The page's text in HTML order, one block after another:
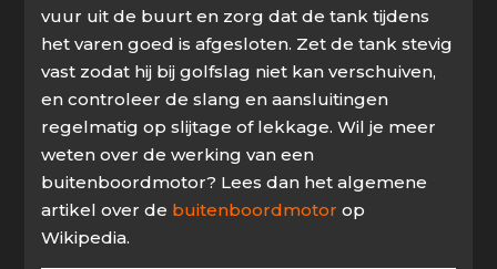
vuur uit de buurt en zorg dat de tank tijdens
het varen goed is afgesloten. Zet de tank stevig
vast zodat hij bij golfslag niet kan verschuiven,
en controleer de slang en aansluitingen
regelmatig op slijtage of lekkage. Wil je meer
weten over de werking van een
buitenboordmotor? Lees dan het algemene
artikel over de buitenboordmotor op
Wikipedia.